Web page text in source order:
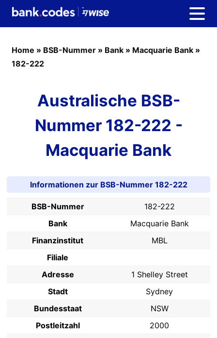
Home » BSB-Nummer » Bank » Macquarie Bank »
182-222
Australische BSB-
Nummer 182-222 -
Macquarie Bank
Informationen zur BSB-Nummer 182-222
BSB-Nummer
182-222
Bank
Macquarie Bank
Finanzinstitut
MBL
Filiale
Adresse
1 Shelley Street
Stadt
Sydney
Bundesstaat
NSW
Postleitzahl
2000